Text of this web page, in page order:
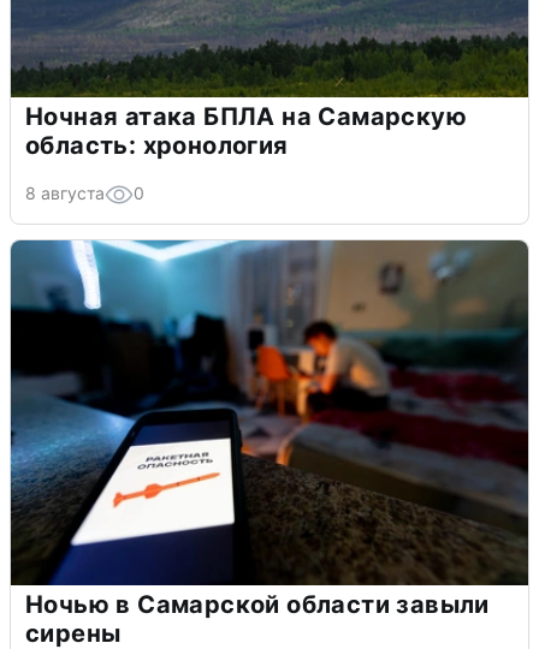
Ночная атака БПЛА на Самарскую
область: хронология
8 августа 0
Ночью в Самарской области завыли
сирены